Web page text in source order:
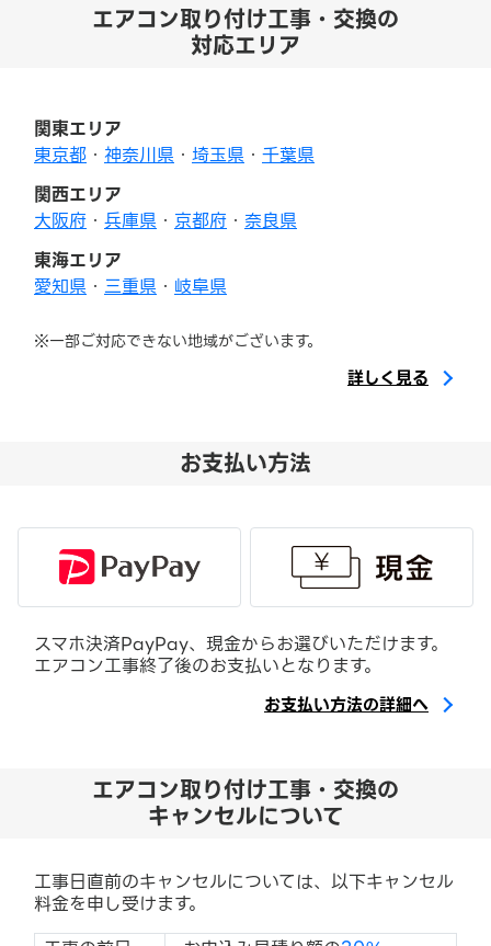
エアコン取り付け工事・交換の
対応エリア
関東エリア
東京都 ・ 神奈川県 ・ 埼玉県 ・ 千葉県
関西エリア
大阪府 ・ 兵庫県 ・ 京都府 ・ 奈良県
東海エリア
愛知県 ・ 三重県 ・ 岐阜県
※一部ご対応できない地域がございます。
詳しく見る
お支払い方法
スマホ決済PayPay、現金からお選びいただけます。
エアコン工事終了後のお支払いとなります。
お支払い方法の詳細へ
エアコン取り付け工事・交換の
キャンセルについて
工事日直前のキャンセルについては、以下キャンセル
料金を申し受けます。